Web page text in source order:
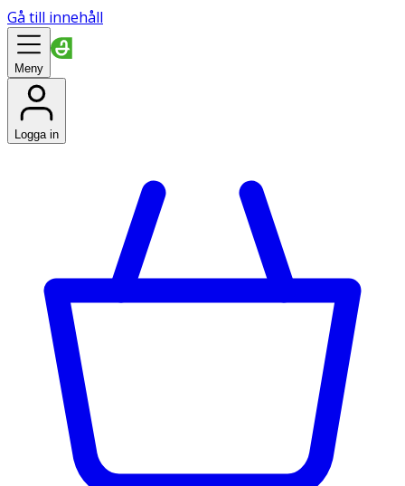
Gå till innehåll
Meny
Logga in